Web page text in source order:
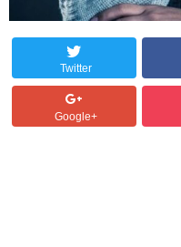
Twitter
Google+